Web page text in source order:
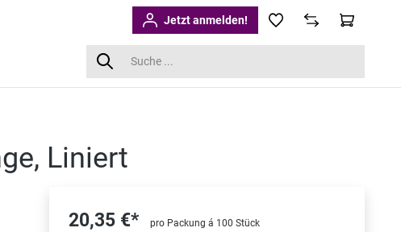
Jetzt anmelden!
Liniert
20,35 €* pro Packung á 100 Stück